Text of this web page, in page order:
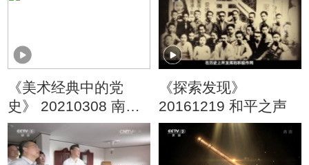
《美术经典中的党
史》 20210308 南泥
湾 （15）
《探索发现》
20161219 和平之声